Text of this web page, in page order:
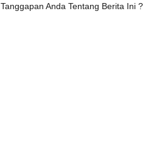
Tanggapan Anda Tentang Berita Ini ?